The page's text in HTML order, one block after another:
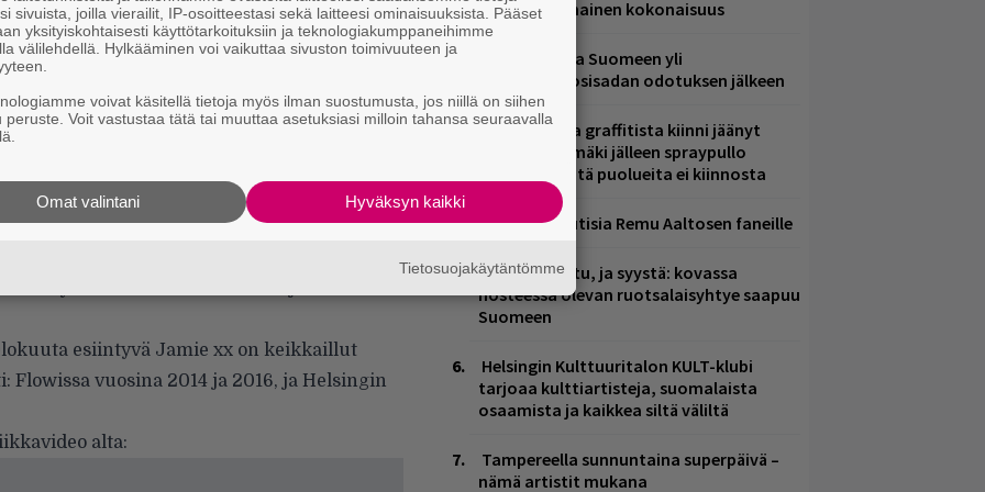
vuonna 2015 ilmestyneelle ensialbumi
debyyttinsä jälkeen vain kaksi singleä
ei hän ole jäänyt toimettomaksi.
muun muassa elokuva- ja
esiintyvä Jamie xx on keikkaillut
Flowissa vuosina 2014 ja 2016, ja Helsingin
alta:
mammuttimainen kokonaisuus
Weezer palaa Suomeen yli
neljännesvuosisadan odotuksen jälkeen
Laittomasta graffitista kiinni jäänyt
Paavo Arhinmäki jälleen spraypullo
kädessä – näitä puolueita ei kiinnosta
Mainioita uutisia Remu Aaltosen faneille
Kent mainittu, ja syystä: kovassa
nosteessa olevan ruotsalaisyhtye saapuu
Suomeen
Helsingin Kulttuuritalon KULT-klubi
tarjoaa kulttiartisteja, suomalaista
osaamista ja kaikkea siltä väliltä
Tampereella sunnuntaina superpäivä –
nämä artistit mukana
sivuista, joilla vierailit, IP-osoitteestasi sekä laitteesi ominaisuuksista. Pääset
yksityiskohtaisesti käyttötarkoituksiin ja teknologiakumppaneihimme
välilehdellä. Hylkääminen voi vaikuttaa sivuston toimivuuteen ja
voivat käsitellä tietoja myös ilman suostumusta, jos niillä on siihen
peruste. Voit vastustaa tätä tai muuttaa asetuksiasi milloin tahansa seuraavalla
Hyväksyn kaikki
Omat valintani
Tietosuojakäytäntömme